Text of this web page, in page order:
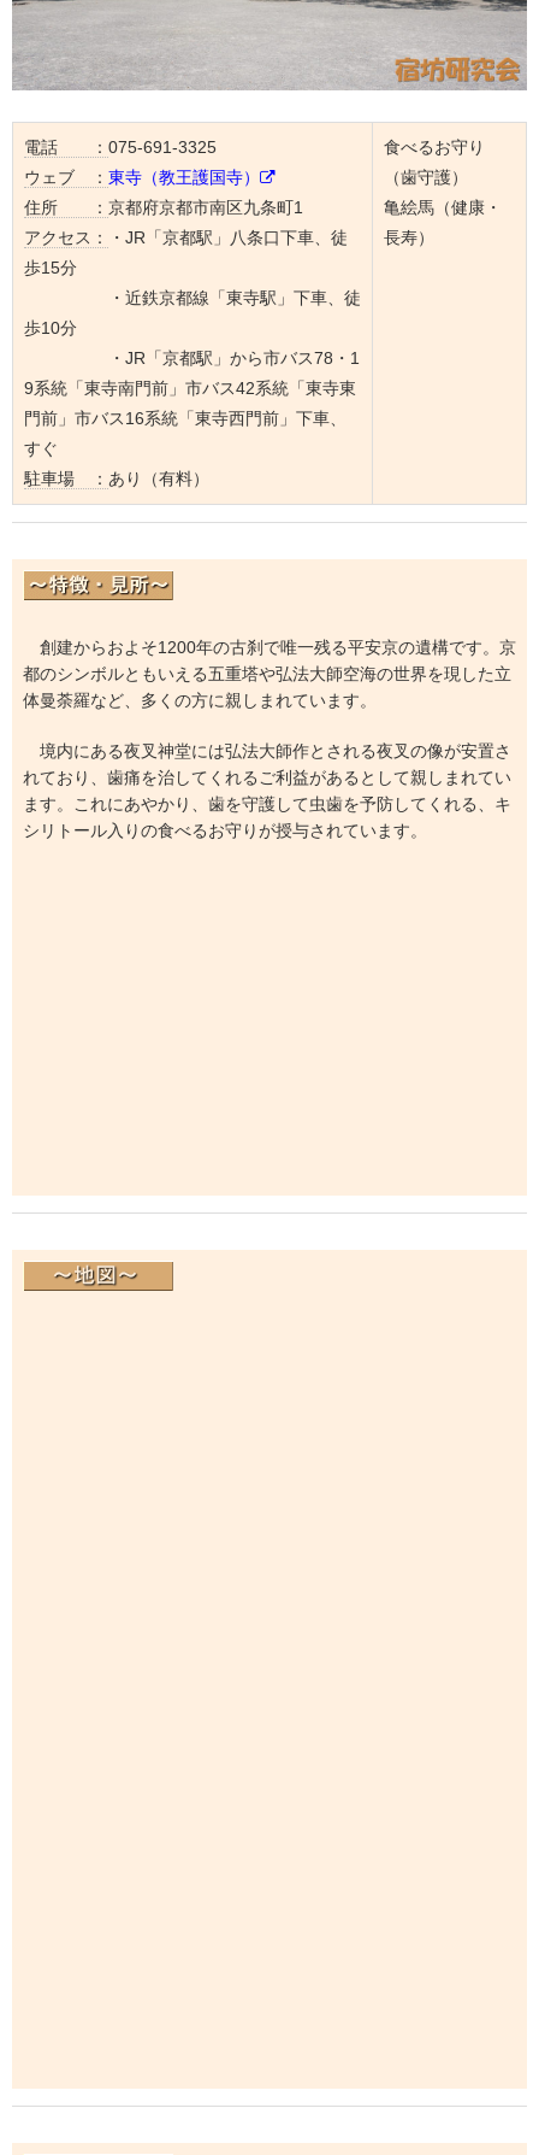
電話 ： 075-691-3325
ウェブ ： 東寺（教王護国寺）
住所 ： 京都府京都市南区九条町1
アクセス：
・JR「京都駅」八条口下車、徒
歩15分
・近鉄京都線「東寺駅」下車、徒
歩10分
・JR「京都駅」から市バス78・1
9系統「東寺南門前」市バス42系統「東寺東
門前」市バス16系統「東寺西門前」下車、
すぐ
駐車場 ： あり（有料）
食べるお守り
（歯守護）
亀絵馬（健康・
長寿）
創建からおよそ1200年の古刹で唯一残る平安京の遺構です。京
都のシンボルともいえる五重塔や弘法大師空海の世界を現した立
体曼荼羅など、多くの方に親しまれています。
境内にある夜叉神堂には弘法大師作とされる夜叉の像が安置さ
れており、歯痛を治してくれるご利益があるとして親しまれてい
ます。これにあやかり、歯を守護して虫歯を予防してくれる、キ
シリトール入りの食べるお守りが授与されています。